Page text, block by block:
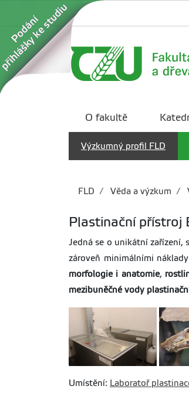
O fakultě
Výzkumný profil FLD
FLD Věda a výzkum
Plastinační přístroj
Jedná se o unikátní zařízení,
zároveň minimálními
morfologie i anatomie,
mezibuněčné vody
Umístění: Laboratoř